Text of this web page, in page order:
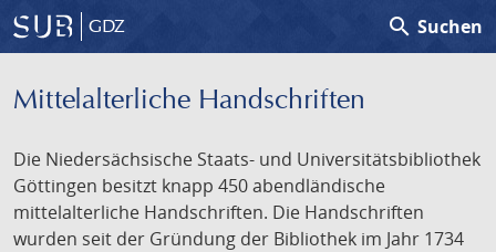
GDZ search Suchen
Mittelalterliche Handschriften
Die Niedersächsische Staats- und Universitätsbibliothek
Göttingen besitzt knapp 450 abendländische
mittelalterliche Handschriften. Die Handschriften
wurden seit der Gründung der Bibliothek im Jahr 1734